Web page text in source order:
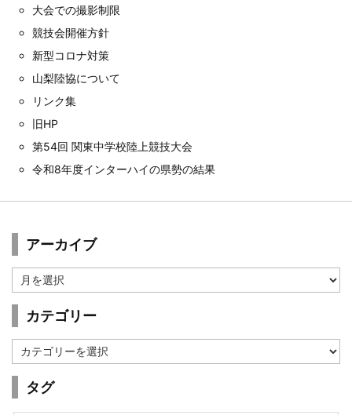
大会での撮影制限
競技会開催方針
新型コロナ対策
山梨陸協について
リンク集
旧HP
第54回 関東中学校陸上競技大会
令和8年度インターハイの県勢の結果
アーカイブ
ー
カ
カテゴリー
テ
ゴ
タグ